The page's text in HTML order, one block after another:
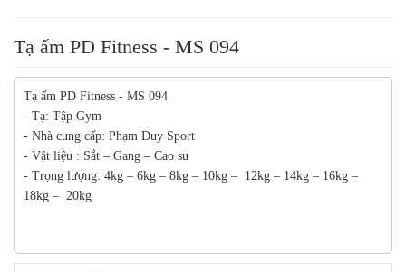
Tạ ấm PD Fitness - MS 094
Tạ ấm PD Fitness - MS 094
- Tạ: Tập Gym
- Nhà cung cấp: Phạm Duy Sport
- Vật liệu : Sắt – Gang – Cao su
- Trọng lượng: 4kg – 6kg – 8kg – 10kg – 12kg – 14kg – 16kg –
18kg – 20kg